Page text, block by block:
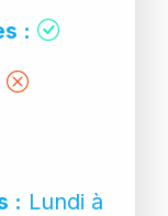
:
: Lundi à